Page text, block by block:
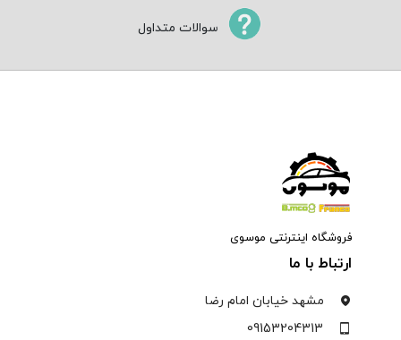
سوالات متداول
فروشگاه اینترنتی موسوی
ارتباط با ما
مشهد خیابان امام رضا
09153204313